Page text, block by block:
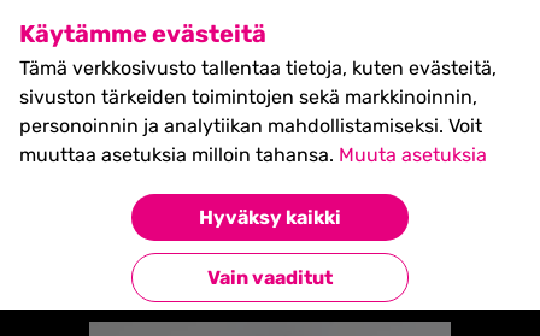
Käytämme evästeitä
Tämä verkkosivusto tallentaa tietoja, kuten evästeitä,
sivuston tärkeiden toimintojen sekä markkinoinnin,
personoinnin ja analytiikan mahdollistamiseksi. Voit
muuttaa asetuksia milloin tahansa. Muuta asetuksia
Hyväksy kaikki
Vain vaaditut
SHIFT Business Festival
27.5.2027, Turku - liput
myynnissä nyt! >>
Artturi Elovirta
Takaisin esiintyjiin